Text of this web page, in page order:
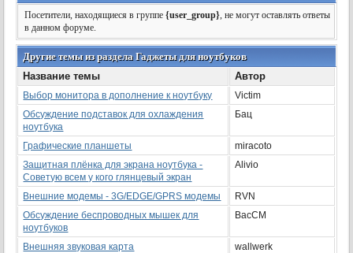
Посетители, находящиеся в группе{user_group}, не могут оставлять ответы
в данном форуме.
Другие темы из раздела Гаджеты для ноутбуков
Название темы
Автор
Выбор монитора в дополнение к ноутбуку
Victim
Обсуждение подставок для охлаждения
ноутбука
Бац
Графические планшеты
miracoto
Защитная плёнка для экрана ноутбука -
Советую всем у кого глянцевый экран
Alivio
Внешние модемы - 3G/EDGE/GPRS модемы
RVN
Обсуждение беспроводных мышек для
ноутбуков
BacCM
Внешняя звуковая карта
wallwerk